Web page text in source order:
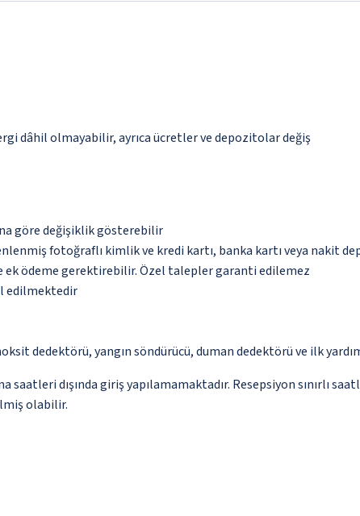
dâhil olmayabilir, ayrıca ücretler ve depozitolar değiş
göre değişiklik gösterebilir
fotoğraflı kimlik ve kredi kartı, banka kartı veya nakit
ek ödeme gerektirebilir. Özel talepler garanti edilemez
edilmektedir
dedektörü, yangın söndürücü, duman dedektörü ve ilk
saatleri dışında giriş yapılamamaktadır. Resepsiyon sınırlı
olabilir.